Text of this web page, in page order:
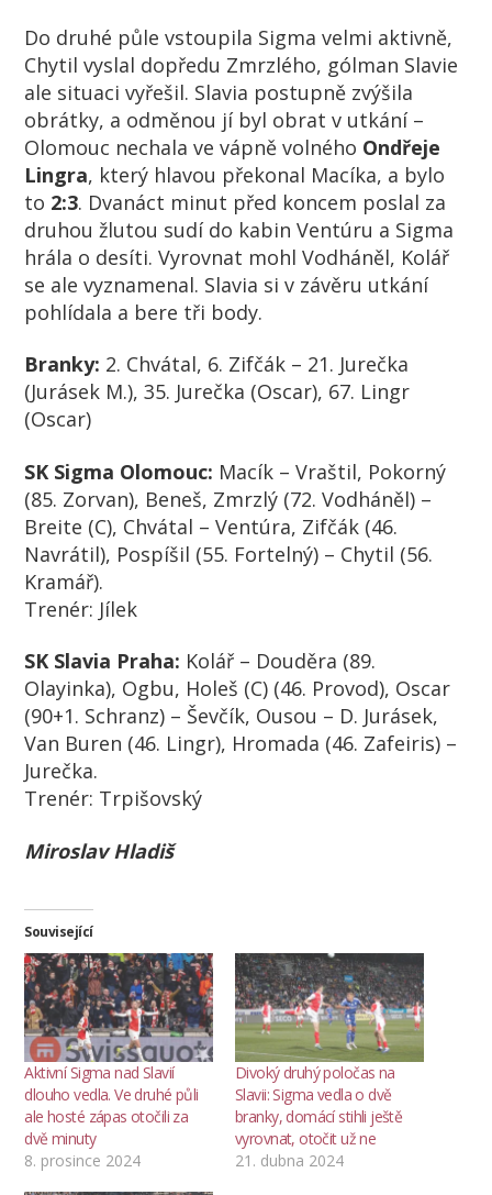
Do druhé půle vstoupila Sigma velmi aktivně,
Chytil vyslal dopředu Zmrzlého, gólman Slavie
ale situaci vyřešil. Slavia postupně zvýšila
obrátky, a odměnou jí byl obrat v utkání –
Olomouc nechala ve vápně volného Ondřeje
Lingra, který hlavou překonal Macíka, a bylo
to 2:3. Dvanáct minut před koncem poslal za
druhou žlutou sudí do kabin Ventúru a Sigma
hrála o desíti. Vyrovnat mohl Vodháněl, Kolář
se ale vyznamenal. Slavia si v závěru utkání
pohlídala a bere tři body.
Branky: 2. Chvátal, 6. Zifčák – 21. Jurečka
(Jurásek M.), 35. Jurečka (Oscar), 67. Lingr
(Oscar)
SK Sigma Olomouc: Macík – Vraštil, Pokorný
(85. Zorvan), Beneš, Zmrzlý (72. Vodháněl) –
Breite (C), Chvátal – Ventúra, Zifčák (46.
Navrátil), Pospíšil (55. Fortelný) – Chytil (56.
Kramář).
Trenér: Jílek
SK Slavia Praha: Kolář – Douděra (89.
Olayinka), Ogbu, Holeš (C) (46. Provod), Oscar
(90+1. Schranz) – Ševčík, Ousou – D. Jurásek,
Van Buren (46. Lingr), Hromada (46. Zafeiris) –
Jurečka.
Trenér: Trpišovský
Miroslav Hladiš
Související
Aktivní Sigma nad Slavií
dlouho vedla. Ve druhé půli
ale hosté zápas otočili za
dvě minuty
8. prosince 2024
Divoký druhý poločas na
Slavii: Sigma vedla o dvě
branky, domácí stihli ještě
vyrovnat, otočit už ne
21. dubna 2024